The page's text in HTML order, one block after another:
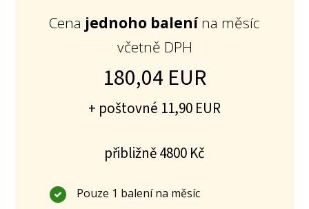
Cena jednoho balenína měsíc
včetně DPH
180,04 EUR
+ poštovné 11,90 EUR
přibližně 4800 Kč
Pouze 1 balení na měsíc